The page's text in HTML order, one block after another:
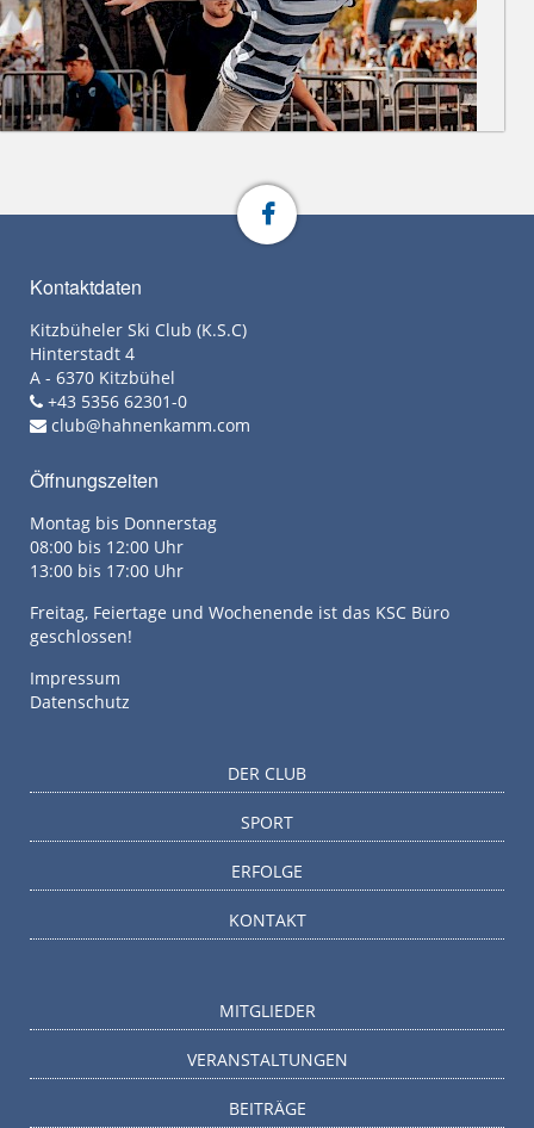
Kontaktdaten
Kitzbüheler Ski Club (K.S.C)
Hinterstadt 4
A - 6370 Kitzbühel
+43 5356 62301-0
club@hahnenkamm.com
Öffnungszeiten
Montag bis Donnerstag
08:00 bis 12:00 Uhr
13:00 bis 17:00 Uhr
Freitag, Feiertage und Wochenende ist das KSC Büro
geschlossen!
Impressum
Datenschutz
DER CLUB
SPORT
ERFOLGE
KONTAKT
MITGLIEDER
VERANSTALTUNGEN
BEITRÄGE